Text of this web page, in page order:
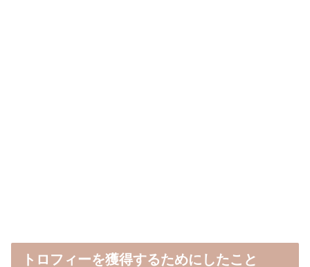
トロフィーを獲得するためにしたこと